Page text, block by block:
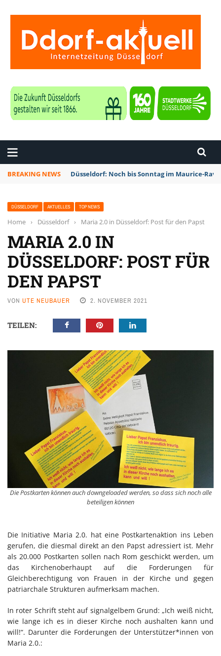
BREAKING NEWS Düsseldorf: Noch bis Sonntag im Maurice-
DÜSSELDORF AKTUELLES TOP NEWS
Home › Düsseldorf › Maria 2.0 in Düsseldorf: Post für den Papst
MARIA 2.0 IN
DÜSSELDORF: POST FÜR
DEN PAPST
VON UTE NEUBAUER 2. NOVEMBER 2021
TEILEN:
Die Postkarten können auch downgeloaded werden, so dass sich noch alle
beteiligen können
Die Initiative Maria 2.0. hat eine Postkartenaktion ins Leben
gerufen, die diesmal direkt an den Papst adressiert ist. Mehr
als 20.000 Postkarten sollen nach Rom geschickt werden, um
das Kirchenoberhaupt auf die Forderungen für
Gleichberechtigung von Frauen in der Kirche und gegen
patriarchale Strukturen aufmerksam machen.
In roter Schrift steht auf signalgelbem Grund: „Ich weiß nicht,
wie lange ich es in dieser Kirche noch aushalten kann und
will!“. Darunter die Forderungen der Unterstützer*innen von
Maria 2.0.: